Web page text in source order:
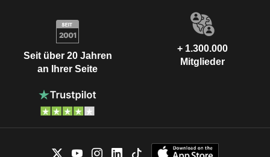
Seit über 20 Jahren
an Ihrer Seite
+ 1.300.000
Mitglieder